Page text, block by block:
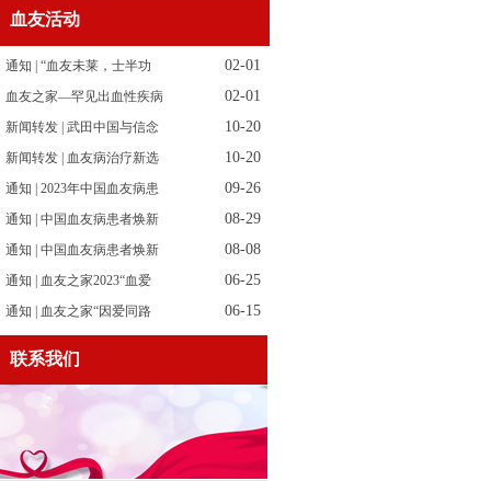
血友活动
通知 | “血友未莱，士半功 02-01
血友之家—罕见出血性疾病 02-01
新闻转发 | 武田中国与信念 10-20
新闻转发 | 血友病治疗新选 10-20
通知 | 2023年中国血友病患 09-26
通知 | 中国血友病患者焕新 08-29
通知 | 中国血友病患者焕新 08-08
通知 | 血友之家2023“血爱 06-25
通知 | 血友之家“因爱同路 06-15
联系我们